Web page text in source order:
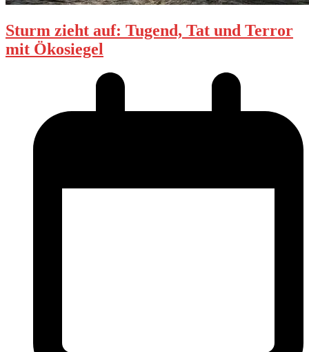
Sturm zieht auf: Tugend, Tat und Terror
mit Ökosiegel